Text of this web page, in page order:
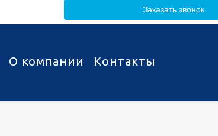
Заказать звонок
О компании Контакты